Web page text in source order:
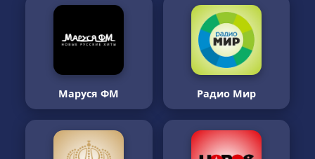
Маруся ФМ Радио Мир